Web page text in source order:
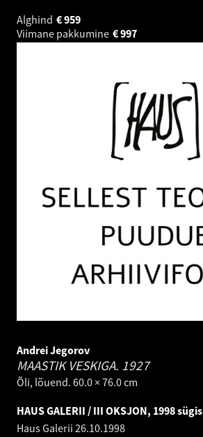
Alghind
959
€
Viimane pakkumine
997
€
Andrei Jegorov
MAASTIK VESKIGA. 1927
Õli, lõuend. 60.0 × 76.0 cm
HAUS GALERII / III OKSJON, 1998 sügis
Haus Galerii 26.10.1998